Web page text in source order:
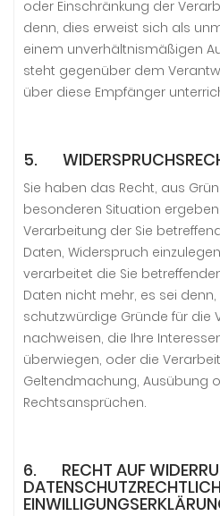
oder Einschränkung der
denn, dies erweist sich als
einem unverhältnismäßigen
steht gegenüber dem
über diese Empfänger
5.
Sie haben das Recht, aus
besonderen Situation
Verarbeitung der Sie
Daten, Widerspruch
verarbeitet die Sie
Daten nicht mehr, es sei
schutzwürdige Gründe für die
nachweisen, die Ihre
überwiegen, oder die
Geltendmachung, Ausübung
Rechtsansprüchen.
6. RECHT AUF